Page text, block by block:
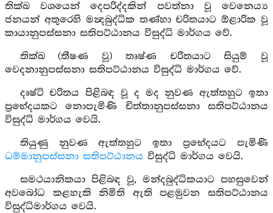
තික්ඛ වශයෙන් දෙපරිද්දකින් පවත්නා වූ වෙනෙය්‍ය
ජනයන් අතුරෙහි මන්‍දබුද්ධික තණ්හා චරිතයාට ඕළාරික වූ
කායානුපස්සනා සතිපට්ඨානය විසුද්ධි මාර්ගය වේ.
තික්ඛ (තීෂණ වූ) තෘෂ්ණ චරිතයාට සියුම් වූ
වෙදනානුපස්සනා සතිපට්ඨානය විසුද්ධි මාර්ගය වේ.
දෘෂ්ටි චරිතය පිළිබඳ වූ ද මද නුවණ ඇත්තහුට ඉතා
ප්‍රභේදයකට නොපැමිණි චිත්තානුපස්සනා සතිපට්ඨානය
විසුද්ධි මාර්ගය වෙයි.
තියුණු නුවණ ඇත්තහුට ඉතා ප්‍රභේදයට පැමිණි
ධම්මානුපස්සනා සතිපට්ඨානය විසුද්ධි මාර්ගය වෙයි.
සමථයානිකයා පිළිබඳ වූ, මන්දබුද්ධිකයාට පහසුවෙන්
අවබෝධ කළහැකි නිමිති ඇති පළමුවන සතිපට්ඨානය
විසුද්ධිමාර්ගය වෙයි.